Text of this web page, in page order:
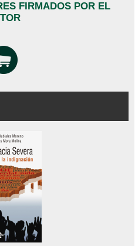
FIRMADOS POR EL